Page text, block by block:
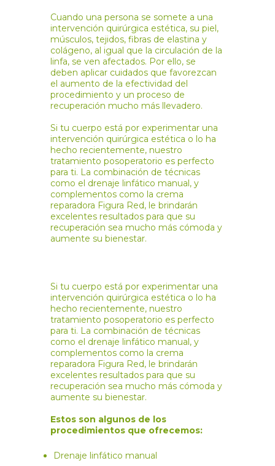
Cuando una persona se somete a una
intervención quirúrgica estética, su piel,
músculos, tejidos, fibras de elastina y
colágeno, al igual que la circulación de la
linfa, se ven afectados. Por ello, se
deben aplicar cuidados que favorezcan
el aumento de la efectividad del
procedimiento y un proceso de
recuperación mucho más llevadero.
Si tu cuerpo está por experimentar una
intervención quirúrgica estética o lo ha
hecho recientemente, nuestro
tratamiento posoperatorio es perfecto
para ti. La combinación de técnicas
como el drenaje linfático manual, y
complementos como la crema
reparadora Figura Red, le brindarán
excelentes resultados para que su
recuperación sea mucho más cómoda y
aumente su bienestar.
Si tu cuerpo está por experimentar una
intervención quirúrgica estética o lo ha
hecho recientemente, nuestro
tratamiento posoperatorio es perfecto
para ti. La combinación de técnicas
como el drenaje linfático manual, y
complementos como la crema
reparadora Figura Red, le brindarán
excelentes resultados para que su
recuperación sea mucho más cómoda y
aumente su bienestar.
Estos son algunos de los
procedimientos que ofrecemos:
Drenaje linfático manual